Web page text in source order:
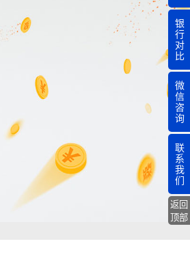
银
行
对
比
微
信
咨
询
联
系
我
们
返回
顶部